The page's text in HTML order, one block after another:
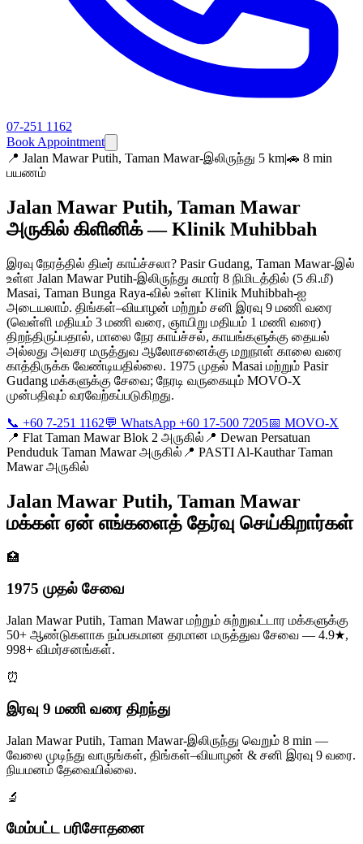
07-251 1162
Book Appointment
📍 Jalan Mawar Putih, Taman Mawar-இலிருந்து 5 km|🚗 8 min
பயணம்
Jalan Mawar Putih, Taman Mawar
அருகில் கிளினிக் — Klinik Muhibbah
இரவு நேரத்தில் திடீர் காய்ச்சலா? Pasir Gudang, Taman Mawar-இல்
உள்ள Jalan Mawar Putih-இலிருந்து சுமார் 8 நிமிடத்தில் (5 கி.மீ)
Masai, Taman Bunga Raya-வில் உள்ள Klinik Muhibbah-ஐ
அடையலாம். திங்கள்–வியாழன் மற்றும் சனி இரவு 9 மணி வரை
(வெள்ளி மதியம் 3 மணி வரை, ஞாயிறு மதியம் 1 மணி வரை)
திறந்திருப்பதால், மாலை நேர காய்ச்சல், காயங்களுக்கு தையல்
அல்லது அவசர மருத்துவ ஆலோசனைக்கு மறுநாள் காலை வரை
காத்திருக்க வேண்டியதில்லை. 1975 முதல் Masai மற்றும் Pasir
Gudang மக்களுக்கு சேவை; நேரடி வருகையும் MOVO-X
முன்பதிவும் வரவேற்கப்படுகிறது.
📞 +60 7-251 1162💬 WhatsApp +60 17-500 7205📅 MOVO-X
📍 Flat Taman Mawar Blok 2 அருகில் 📍 Dewan Persatuan
Penduduk Taman Mawar அருகில் 📍 PASTI Al-Kauthar Taman
Mawar அருகில்
Jalan Mawar Putih, Taman Mawar
மக்கள் ஏன் எங்களைத் தேர்வு செய்கிறார்கள்
🏥
1975 முதல் சேவை
Jalan Mawar Putih, Taman Mawar மற்றும் சுற்றுவட்டார மக்களுக்கு
50+ ஆண்டுகளாக நம்பகமான தரமான மருத்துவ சேவை — 4.9★,
998+ விமர்சனங்கள்.
⏰
இரவு 9 மணி வரை திறந்து
Jalan Mawar Putih, Taman Mawar-இலிருந்து வெறும் 8 min —
வேலை முடிந்து வாருங்கள், திங்கள்–வியாழன் & சனி இரவு 9 வரை.
நியமனம் தேவையில்லை.
🔬
மேம்பட்ட பரிசோதனை